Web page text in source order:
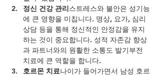
정신 건강 관리스트레스와 불안은 성기능
에 큰 영향을 미칩니다. 명상, 요가, 심리
상담 등을 통해 정신적인 안정감을 유지
하는 것이 중요합니다. 성적 자존감 향상
과 파트너와의 원활한 소통도 발기부전
치료에 큰 역할을 합니다.
호르몬 치료나이가 들어가면서 남성 호르